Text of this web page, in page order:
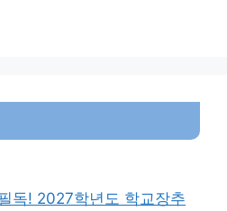
독! 2027학년도 학교장추